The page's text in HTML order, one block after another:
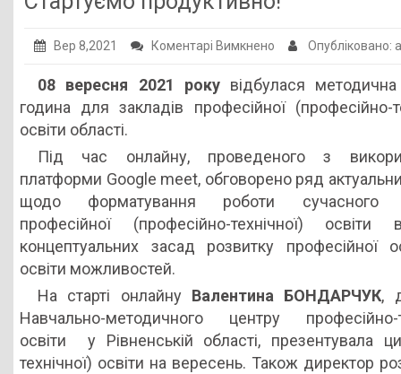
Публічна інформація
Заклади ПТО
Оголошення
Галерея
НМЦ ПТО України
Вер 8,2021 Коментарі Вимкнено до
продуктивно!
Опубліковано:
08 вересня 2021 рокувідбулася
година для закладів професійної (професійно-
освіти області.
Під час онлайну, проведеного з
платформи Google meet, обговорено ряд
щодо форматування роботи сучасного
професійної (професійно-технічної) освіти
концептуальних засад розвитку професійної
освіти можливостей.
На старті онлайну Валентина БОНДАРЧУК,
Навчально-методичного центру професійно-
освіти у Рівненській області, презентувала
технічної) освіти на вересень. Також директор